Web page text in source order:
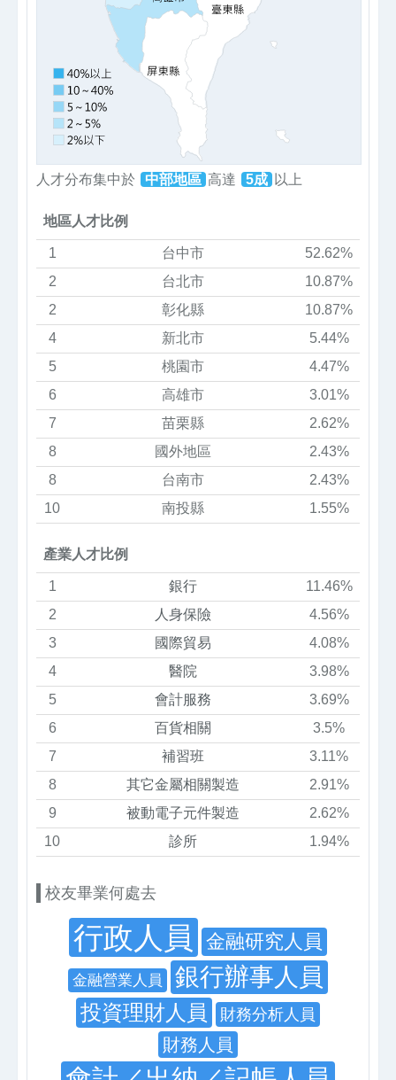
人才分布集中於 中部地區 高達 5成 以上
地區人才比例
1 台中市
52.62%
2
台北市
10.87%
2
彰化縣
10.87%
4
新北市
5.44%
5
桃園市
4.47%
6
高雄市
3.01%
7
苗栗縣
2.62%
8
國外地區
2.43%
8
台南市
2.43%
10
南投縣 1.55%
產業人才比例
1 銀行
11.46%
2
人身保險
4.56%
3
國際貿易
4.08%
4
醫院
3.98%
5
會計服務
3.69%
6
百貨相關
3.5%
7
補習班
3.11%
8
其它金屬相關製造
2.91%
9
被動電子元件製造
2.62%
10
診所 1.94%
校友畢業何處去
行政人員 金融研究人員
金融營業人員 銀行辦事人員
投資理財人員 財務分析人員
財務人員